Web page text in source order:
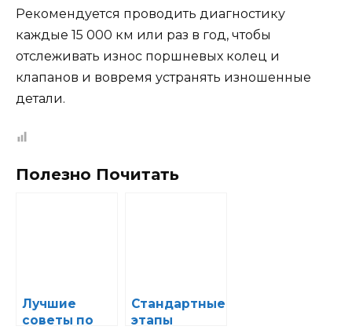
Рекомендуется проводить диагностику
каждые 15 000 км или раз в год, чтобы
отслеживать износ поршневых колец и
клапанов и вовремя устранять изношенные
детали.
Полезно Почитать
Лучшие
советы по
Стандартные
этапы